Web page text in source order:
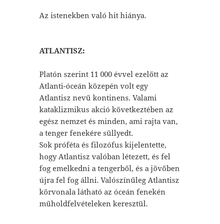
Az istenekben való hit hiánya.
ATLANTISZ:
Platón szerint 11 000 évvel ezelőtt az
Atlanti-óceán közepén volt egy
Atlantisz nevű kontinens. Valami
kataklizmikus akció következtében az
egész nemzet és minden, ami rajta van,
a tenger fenekére süllyedt.
Sok próféta és filozófus kijelentette,
hogy Atlantisz valóban létezett, és fel
fog emelkedni a tengerből, és a jövőben
újra fel fog állni. Valószínűleg Atlantisz
körvonala látható az óceán fenekén
műholdfelvételeken keresztül.